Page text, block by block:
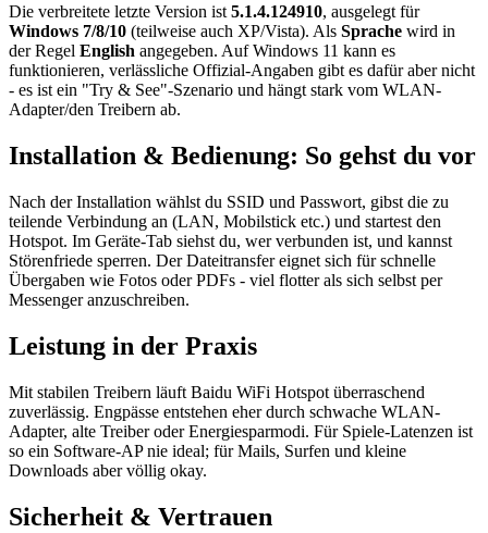
Die verbreitete letzte Version ist 5.1.4.124910, ausgelegt für
Windows 7/8/10 (teilweise auch XP/Vista). Als Sprache wird in
der Regel English angegeben. Auf Windows 11 kann es
funktionieren, verlässliche Offizial-Angaben gibt es dafür aber nicht
- es ist ein "Try & See"-Szenario und hängt stark vom WLAN-
Adapter/den Treibern ab.
Installation & Bedienung: So gehst du vor
Nach der Installation wählst du SSID und Passwort, gibst die zu
teilende Verbindung an (LAN, Mobilstick etc.) und startest den
Hotspot. Im Geräte-Tab siehst du, wer verbunden ist, und kannst
Störenfriede sperren. Der Dateitransfer eignet sich für schnelle
Übergaben wie Fotos oder PDFs - viel flotter als sich selbst per
Messenger anzuschreiben.
Leistung in der Praxis
Mit stabilen Treibern läuft Baidu WiFi Hotspot überraschend
zuverlässig. Engpässe entstehen eher durch schwache WLAN-
Adapter, alte Treiber oder Energiesparmodi. Für Spiele-Latenzen ist
so ein Software-AP nie ideal; für Mails, Surfen und kleine
Downloads aber völlig okay.
Sicherheit & Vertrauen